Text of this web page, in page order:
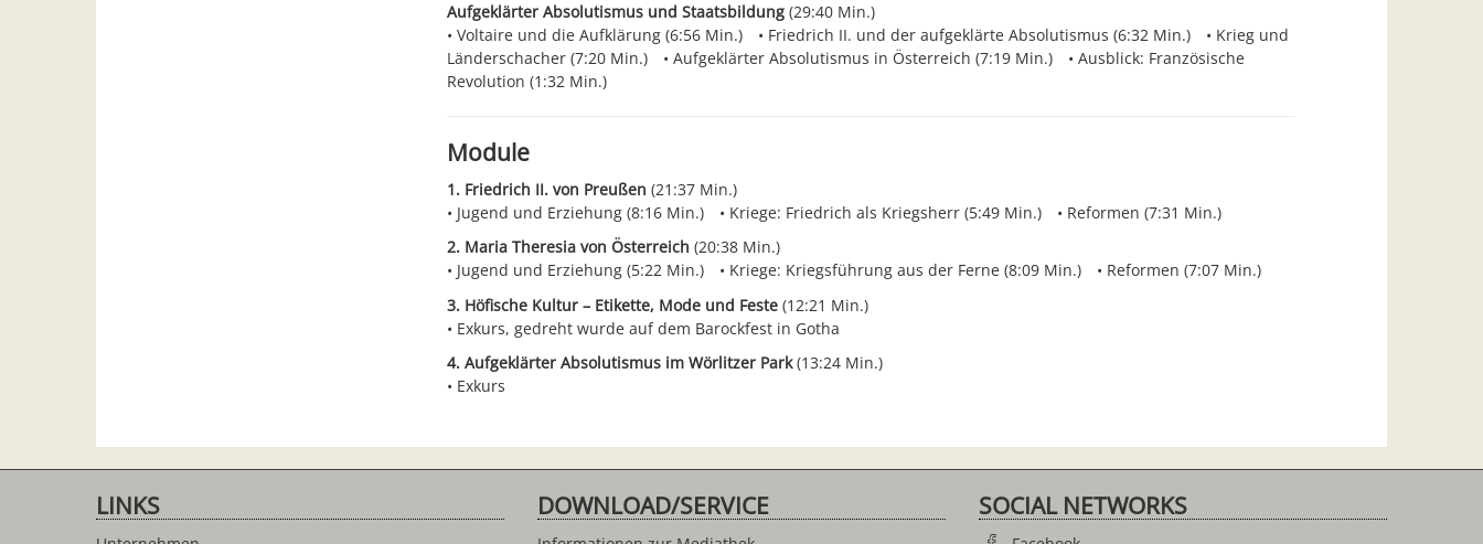
Aufgeklärter Absolutismus und Staatsbildung (29:40 Min.)
Voltaire und die Aufklärung (6:56 Min.)
Friedrich II. und der aufgeklärte Absolutismus (6:32 Min.)
Krieg und
Länderschacher (7:20 Min.)
Aufgeklärter Absolutismus in Österreich (7:19 Min.)
Ausblick: Französische
Revolution (1:32 Min.)
Module
1. Friedrich II. von Preußen (21:37 Min.)
Jugend und Erziehung (8:16 Min.)
Kriege: Friedrich als Kriegsherr (5:49 Min.)
Reformen (7:31 Min.)
2. Maria Theresia von Österreich (20:38 Min.)
Jugend und Erziehung (5:22 Min.)
Kriege: Kriegsführung aus der Ferne (8:09 Min.)
Reformen (7:07 Min.)
3. Höfische Kultur – Etikette, Mode und Feste(12:21 Min.)
Exkurs, gedreht wurde auf dem Barockfest in Gotha
4. Aufgeklärter Absolutismus im Wörlitzer Park(13:24 Min.)
Exkurs
LINKS DOWNLOAD/SERVICE SOCIAL NETWORKS